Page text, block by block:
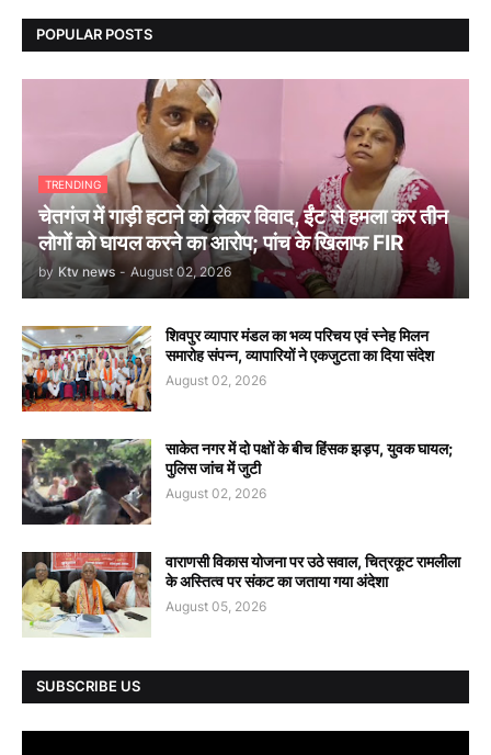
POPULAR POSTS
TRENDING
चेतगंज में गाड़ी हटाने को लेकर विवाद, ईंट से हमला कर तीन
लोगों को घायल करने का आरोप; पांच के खिलाफ FIR
by Ktv news - August 02, 2026
शिवपुर व्यापार मंडल का भव्य परिचय एवं स्नेह मिलन
समारोह संपन्न, व्यापारियों ने एकजुटता का दिया संदेश
August 02, 2026
साकेत नगर में दो पक्षों के बीच हिंसक झड़प, युवक घायल;
पुलिस जांच में जुटी
August 02, 2026
वाराणसी विकास योजना पर उठे सवाल, चित्रकूट रामलीला
के अस्तित्व पर संकट का जताया गया अंदेशा
August 05, 2026
SUBSCRIBE US